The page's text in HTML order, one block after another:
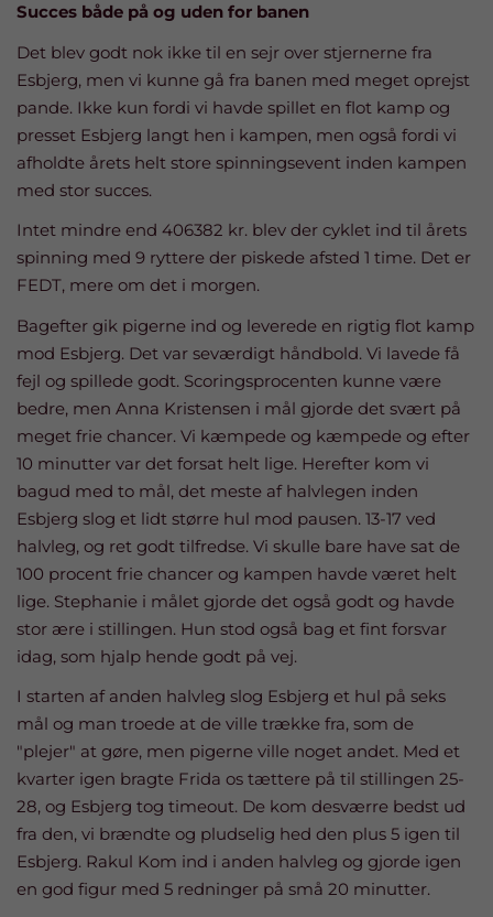
Succes både på og uden for banen
Det blev godt nok ikke til en sejr over stjernerne fra
Esbjerg, men vi kunne gå fra banen med meget oprejst
pande. Ikke kun fordi vi havde spillet en flot kamp og
presset Esbjerg langt hen i kampen, men også fordi vi
afholdte årets helt store spinningsevent inden kampen
med stor succes.
Intet mindre end 406382 kr. blev der cyklet ind til årets
spinning med 9 ryttere der piskede afsted 1 time. Det er
FEDT, mere om det i morgen.
Bagefter gik pigerne ind og leverede en rigtig flot kamp
mod Esbjerg. Det var seværdigt håndbold. Vi lavede få
fejl og spillede godt. Scoringsprocenten kunne være
bedre, men Anna Kristensen i mål gjorde det svært på
meget frie chancer. Vi kæmpede og kæmpede og efter
10 minutter var det forsat helt lige. Herefter kom vi
bagud med to mål, det meste af halvlegen inden
Esbjerg slog et lidt større hul mod pausen. 13-17 ved
halvleg, og ret godt tilfredse. Vi skulle bare have sat de
100 procent frie chancer og kampen havde været helt
lige. Stephanie i målet gjorde det også godt og havde
stor ære i stillingen. Hun stod også bag et fint forsvar
idag, som hjalp hende godt på vej.
I starten af anden halvleg slog Esbjerg et hul på seks
mål og man troede at de ville trække fra, som de
"plejer" at gøre, men pigerne ville noget andet. Med et
kvarter igen bragte Frida os tættere på til stillingen 25-
28, og Esbjerg tog timeout. De kom desværre bedst ud
fra den, vi brændte og pludselig hed den plus 5 igen til
Esbjerg. Rakul Kom ind i anden halvleg og gjorde igen
en god figur med 5 redninger på små 20 minutter.